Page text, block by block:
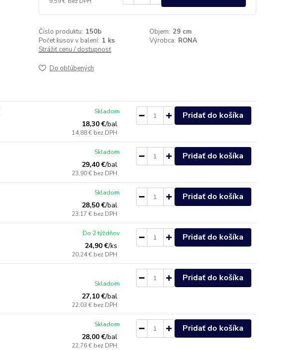
Číslo produktu: 150b Objem: 29 cm
Počet kusov v balení: 1 ks Výrobca: RONA
Strážiť cenu / dostupnosť
Do obľúbených
18,30 €/bal
14,88 € bez DPH
Skladom Pridať do košíka
29,40 €/bal
23,90 € bez DPH
Skladom Pridať do košíka
28,50 €/bal
23,17 € bez DPH
Skladom Pridať do košíka
24,90 €/ks
20,24 € bez DPH
Do 2 týždňov Pridať do košíka
27,10 €/bal
22,03 € bez DPH
Skladom
Pridať do košíka
28,00 €/bal
22,76 € bez DPH
Skladom Pridať do košíka